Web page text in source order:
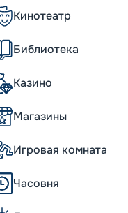
от простых
мегалайнера в
кораблей нового
через два года
пассажирский рейc
маршрутом
Кинотеатр
Библиотека
Казино
Магазины
Игровая комната
Часовня